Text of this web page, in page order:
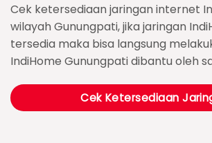
Cek ketersediaan jaringan internet
wilayah Gunungpati, jika jaringan
tersedia maka bisa langsung
IndiHome Gunungpati dibantu oleh
Cek Ketersediaan